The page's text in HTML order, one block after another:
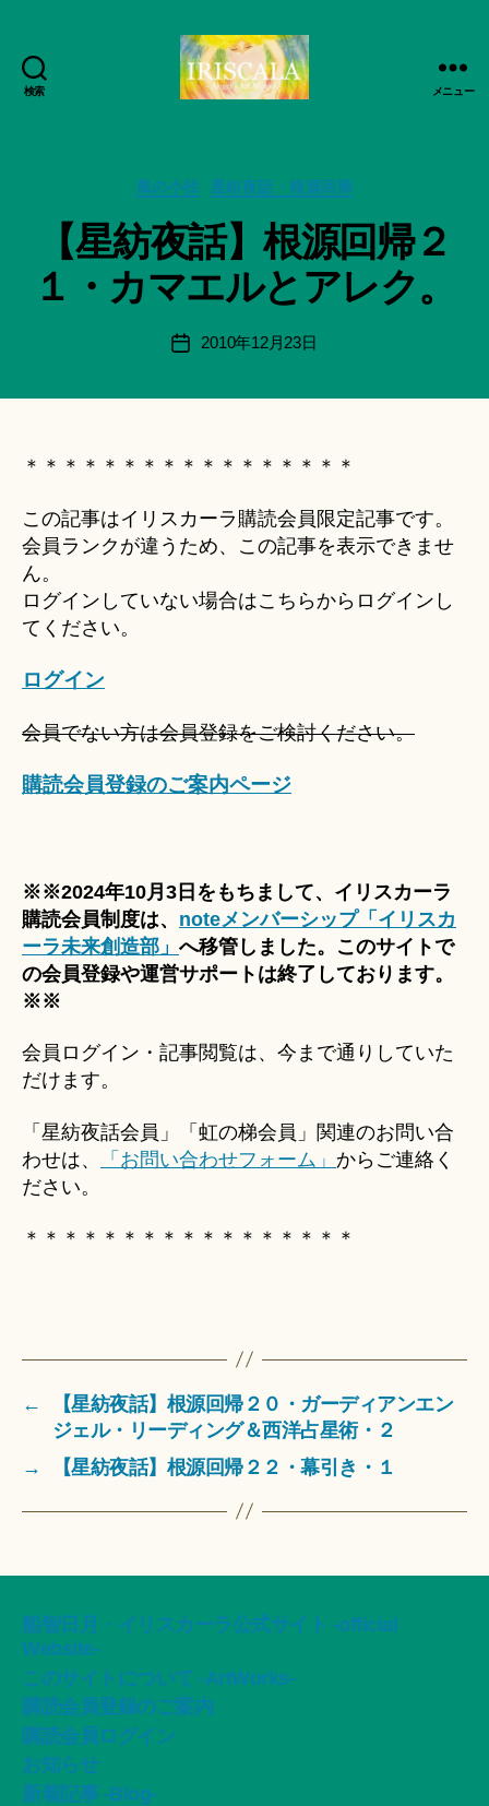
検索
日
記
録・
品
IRISCALA
メニュー
カ
ー
風の小径 星紡夜話・根源回帰
【星紡夜話】根源回帰２
１・カマエルとアレク。
投
稿
:
智
日
月
＊
a
ki
＊
投
2010年12月23日
＊＊＊＊＊＊＊＊＊＊＊＊＊＊＊＊＊
この記事はイリスカーラ購読会員限定記事です。
会員ランクが違うため、この記事を表示できませ
ん。
ログインしていない場合はこちらからログインし
てください。
ログイン
会員でない方は会員登録をご検討ください。
購読会員登録のご案内ページ
※※2024年10月3日をもちまして、イリスカーラ
購読会員制度は、 noteメンバーシップ「イリスカ
ーラ未来創造部」 へ移管しました。このサイトで
の会員登録や運営サポートは終了しております。
※※
会員ログイン・記事閲覧は、今まで通りしていた
だけます。
「星紡夜話会員」「虹の梯会員」関連のお問い合
わせは、
「お問い合わせフォーム」 からご連絡く
ださい。
＊＊＊＊＊＊＊＊＊＊＊＊＊＊＊＊＊
←
【星紡夜話】根源回帰２０・ガーディアンエン
ジェル・リーディング＆西洋占星術・２
→
【星紡夜話】根源回帰２２・幕引き・１
船智日月・イリスカーラ公式サイト -official
Website-
このサイトについて -ArtWorks-
購読会員登録のご案内
購読会員ログイン
お知らせ
新着記事 -Blog-